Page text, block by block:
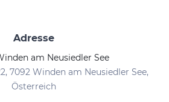
Adresse
am Neusiedler See
7092 Winden am Neusiedler See,
Österreich